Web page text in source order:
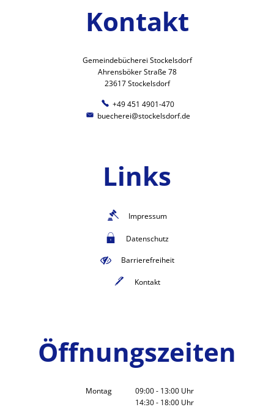
Kontakt
Gemeindebücherei Stockelsdorf
Ahrensböker Straße 78
23617 Stockelsdorf
+49 451 4901-470
buecherei@stockelsdorf.de
Links
Impressum
Datenschutz
Barrierefreiheit
Kontakt
Öffnungszeiten
Montag 09:00- 13:00 Uhr
Von 09:00 bis 13:00 Uhr
14:30- 18:00 Uhr